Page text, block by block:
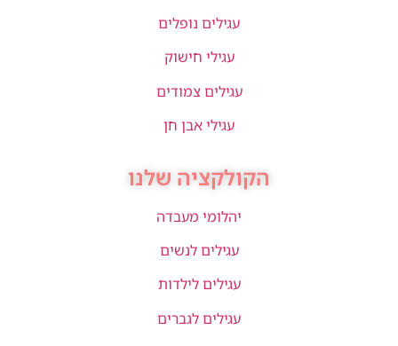
עגילים נופלים
עגילי חישוק
עגילים צמודים
עגילי אבן חן
הקולקציה שלנו
יהלומי מעבדה
עגילים לנשים
עגילים לילדות
עגילים לגברים